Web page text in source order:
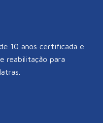
10 anos certificada e
reabilitação para